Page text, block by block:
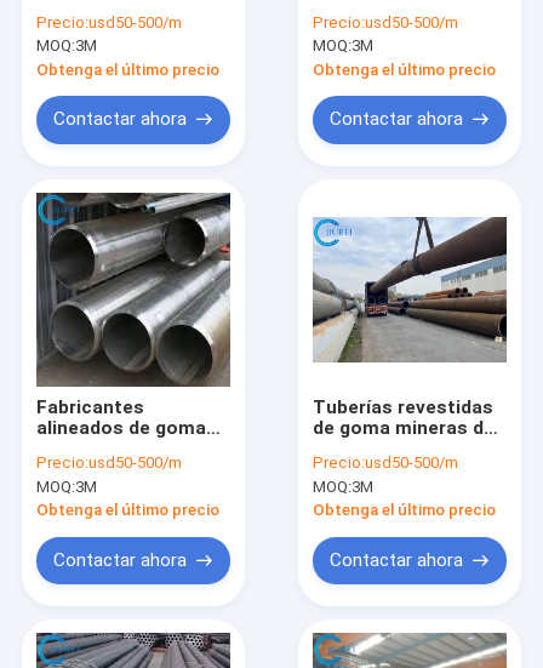
metal dual resistente
del tubo
Precio:usd50-500/m
MOQ:3M
Obtenga el último precio
Contactar ahora
de goma de
soldadura de las
mezclas del mineral
de la abrasión de la
tubería de acero
Precio:usd50-500/m
MOQ:3M
Obtenga el último precio
Contactar ahora
Fabricantes
alineados de goma
acero del carbono en
el desgaste de China
- resistente
Precio:usd50-500/m
MOQ:3M
Obtenga el último precio
Contactar ahora
Tuberías revestidas
de goma mineras de
resistente de la
abrasión para
transferir la mezcla
Precio:usd50-500/m
MOQ:3M
Obtenga el último precio
Contactar ahora